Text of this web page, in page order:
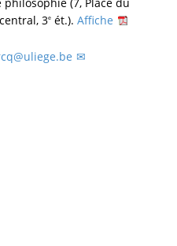
(7, Place du
3eét.). Affiche